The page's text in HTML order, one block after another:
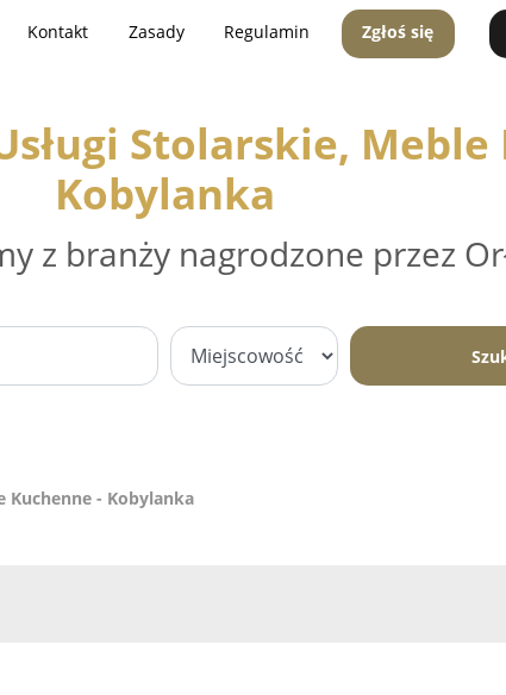
Kontakt Zasady Regulamin Zgłoś się
Stolarskie, Meble
Kobylanka
z branży nagrodzone przez
Kuchenne - Kobylanka